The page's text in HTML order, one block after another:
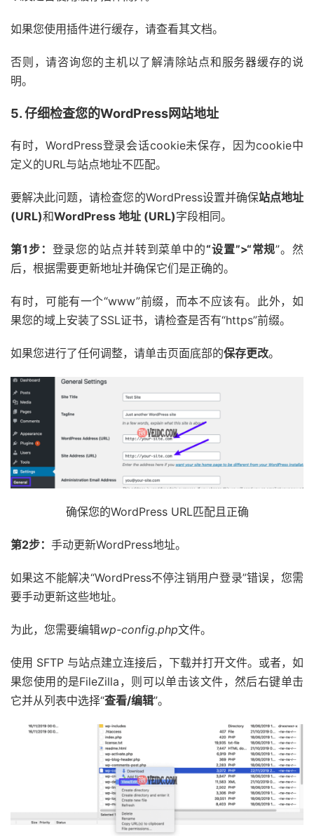
如果您使用插件进行缓存，请查看其文档。
否则，请咨询您的主机以了解清除站点和服务器缓存的说
明。
5. 仔细检查您的WordPress网站地址
有时，WordPress登录会话cookie未保存，因为cookie中
定义的URL与站点地址不匹配。
要解决此问题，请检查您的WordPress设置并确保站点地址
(URL)和WordPress 地址 (URL)字段相同。
第1步： 登录您的站点并转到菜单中的“设置”>“常规”。然
后，根据需要更新地址并确保它们是正确的。
有时，可能有一个“www”前缀，而本不应该有。此外，如
果您的域上安装了SSL证书，请检查是否有“https”前缀。
如果您进行了任何调整，请单击页面底部的保存更改。
确保您的WordPress URL匹配且正确
第2步： 手动更新WordPress地址。
如果这不能解决“WordPress不停注销用户登录”错误，您需
要手动更新这些地址。
为此，您需要编辑wp-config.php文件。
使用 SFTP 与站点建立连接后，下载并打开文件。或者，如
果您使用的是FileZilla，则可以单击该文件，然后右键单击
它并从列表中选择“查看/编辑”。